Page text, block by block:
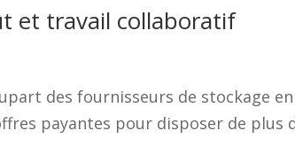
et travail collaboratif
des fournisseurs de stockage
payantes pour disposer de plus